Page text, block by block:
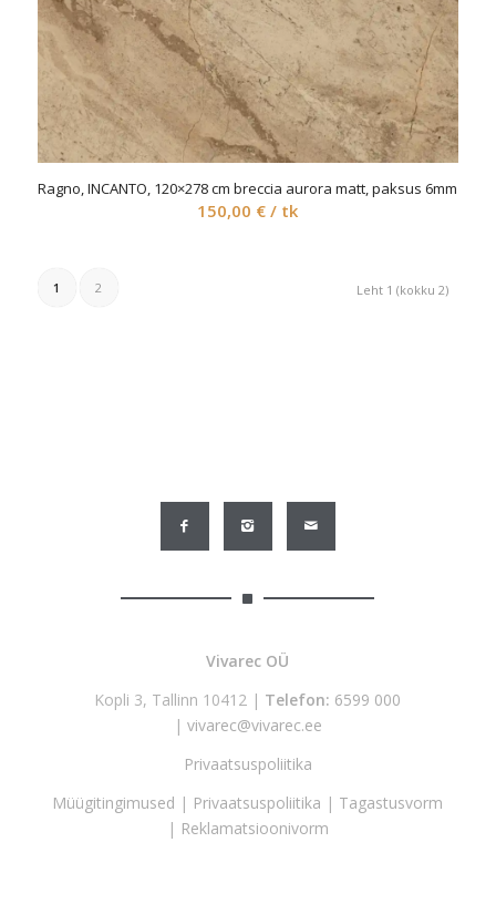
Ragno, INCANTO, 120×278 cm breccia aurora matt, paksus 6mm
150,00 € / tk
Leht 1 (kokku 2)
1 2
Vivarec OÜ
Kopli 3, Tallinn 10412 | Telefon: 6599 000
| vivarec@vivarec.ee
Privaatsuspoliitika
Müügitingimused | Privaatsuspoliitika | Tagastusvorm
| Reklamatsioonivorm